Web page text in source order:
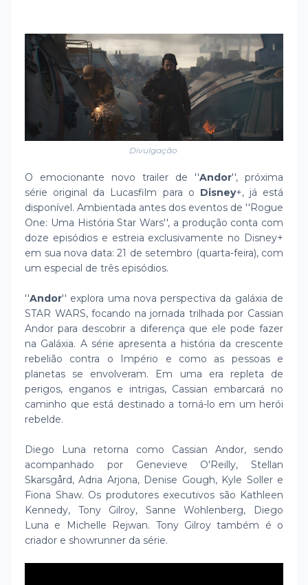
Divulgação
O emocionante novo trailer de ''Andor'', próxima
série original da Lucasfilm para o Disney+, já está
disponível. Ambientada antes dos eventos de ''Rogue
One: Uma História Star Wars'', a produção conta com
doze episódios e estreia exclusivamente no Disney+
em sua nova data: 21 de setembro (quarta-feira), com
um especial de três episódios.
''Andor'' explora uma nova perspectiva da galáxia de
STAR WARS, focando na jornada trilhada por Cassian
Andor para descobrir a diferença que ele pode fazer
na Galáxia. A série apresenta a história da crescente
rebelião contra o Império e como as pessoas e
planetas se envolveram. Em uma era repleta de
perigos, enganos e intrigas, Cassian embarcará no
caminho que está destinado a torná-lo em um herói
rebelde.
Diego Luna retorna como Cassian Andor, sendo
acompanhado por Genevieve O'Reilly, Stellan
Skarsgård, Adria Arjona, Denise Gough, Kyle Soller e
Fiona Shaw. Os produtores executivos são Kathleen
Kennedy, Tony Gilroy, Sanne Wohlenberg, Diego
Luna e Michelle Rejwan. Tony Gilroy também é o
criador e showrunner da série.